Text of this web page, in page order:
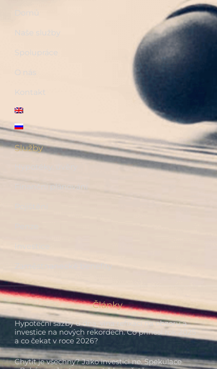
Domů
Naše služby
Spolupráce
O nás
Kontakt
Služby
Hypotéky, úvěry
Finanční plánování
Zaměstnanecké benefity
Články
Hypoteční sazby u dna, vlna refixací na obzoru a
investice na nových rekordech. Co přinesl rok 2025
a co čekat v roce 2026?
Chytit je všechny? Jako investici ne. Spekulace